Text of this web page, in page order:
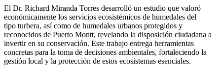
El Dr. Richard Miranda Torres desarrolló un estudio que valoró
económicamente los servicios ecosistémicos de humedales del
tipo turbera, así como de humedales urbanos protegidos y
reconocidos de Puerto Montt, revelando la disposición ciudadana a
invertir en su conservación. Este trabajo entrega herramientas
concretas para la toma de decisiones ambientales, fortaleciendo la
gestión local y la protección de estos ecosistemas esenciales.